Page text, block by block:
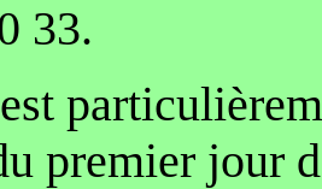
33.
premier jour